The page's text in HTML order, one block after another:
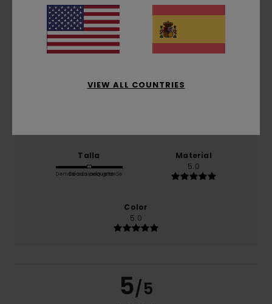
El 100% de nuestros clientes recomiendan este
Comodidad
Talla
Demasiado pequeño
Demasiado grande
Material
5.0
Color
5.0
5/5
VIEW ALL COUNTRIES